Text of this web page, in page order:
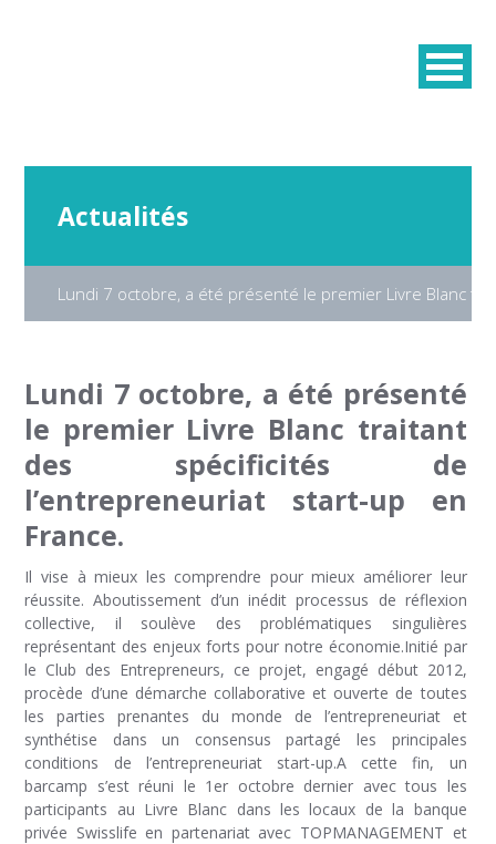
Actualités
Lundi 7 octobre, a été présenté le premier Livre Blanc
Lundi 7 octobre, a été présenté
le premier Livre Blanc traitant
des spécificités de
l’entrepreneuriat start-up en
France.
Il vise à mieux les comprendre pour mieux améliorer leur
réussite. Aboutissement d’un inédit processus de réflexion
collective, il soulève des problématiques singulières
représentant des enjeux forts pour notre économie.Initié par
le Club des Entrepreneurs, ce projet, engagé début 2012,
procède d’une démarche collaborative et ouverte de toutes
les parties prenantes du monde de l’entrepreneuriat et
synthétise dans un consensus partagé les principales
conditions de l’entrepreneuriat start-up.A cette fin, un
barcamp s’est réuni le 1er octobre dernier avec tous les
participants au Livre Blanc dans les locaux de la banque
privée Swisslife en partenariat avec TOPMANAGEMENT et